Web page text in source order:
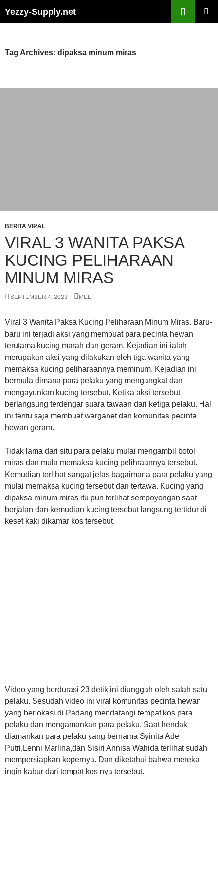
Yezzy-Supply.net
Tag Archives: dipaksa minum miras
BERITA VIRAL
VIRAL 3 WANITA PAKSA
KUCING PELIHARAAN
MINUM MIRAS
SEPTEMBER 4, 2023 MEL
Viral 3 Wanita Paksa Kucing Peliharaan Minum Miras. Baru-
baru ini terjadi aksi yang membuat para pecinta hewan
terutama kucing marah dan geram. Kejadian ini ialah
merupakan aksi yang dilakukan oleh tiga wanita yang
memaksa kucing peliharaannya meminum. Kejadian ini
bermula dimana para pelaku yang mengangkat dan
mengayunkan kucing tersebut. Ketika aksi tersebut
berlangsung terdengar suara tawaan dari ketiga pelaku. Hal
ini tentu saja membuat warganet dan komunitas pecinta
hewan geram.
Tidak lama dari situ para pelaku mulai mengambil botol
miras dan mula memaksa kucing pelihraannya tersebut.
Kemudian terlihat sangat jelas bagaimana para pelaku yang
mulai memaksa kucing tersebut dan tertawa. Kucing yang
dipaksa minum miras itu pun terlihat sempoyongan saat
berjalan dan kemudian kucing tersebut langsung tertidur di
keset kaki dikamar kos tersebut.
Video yang berdurasi 23 detik ini diunggah oleh salah satu
pelaku. Sesudah video ini viral komunitas pecinta hewan
yang berlokasi di Padang mendatangi tempat kos para
pelaku dan mengamankan para pelaku. Saat hendak
diamankan para pelaku yang bernama Syinita Ade
Putri,Lenni Marlina,dan Sisiri Annisa Wahida terlihat sudah
mempersiapkan kopernya. Dan diketahui bahwa mereka
ingin kabur dari tempat kos nya tersebut.